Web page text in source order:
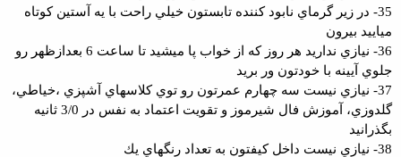
35- در زير گرماي نابود كننده تابستون خيلي راحت با يه آستين كوتاه
مياييد بيرون
36- نيازي نداريد هر روز كه از خواب پا ميشيد تا ساعت 6 بعدازظهر رو
جلوي آيينه با خودتون ور بريد
37- نيازي نيست سه چهارم عمرتون رو توي كلاسهاي آشپزي ،خياطي،
گلدوزي، آموزش فال شيرموز و تقويت اعتماد به نفس در 3/0 ثانيه
بگذرانيد
38- نيازي نيست داخل كيفتون به تعداد رنگهاي يك